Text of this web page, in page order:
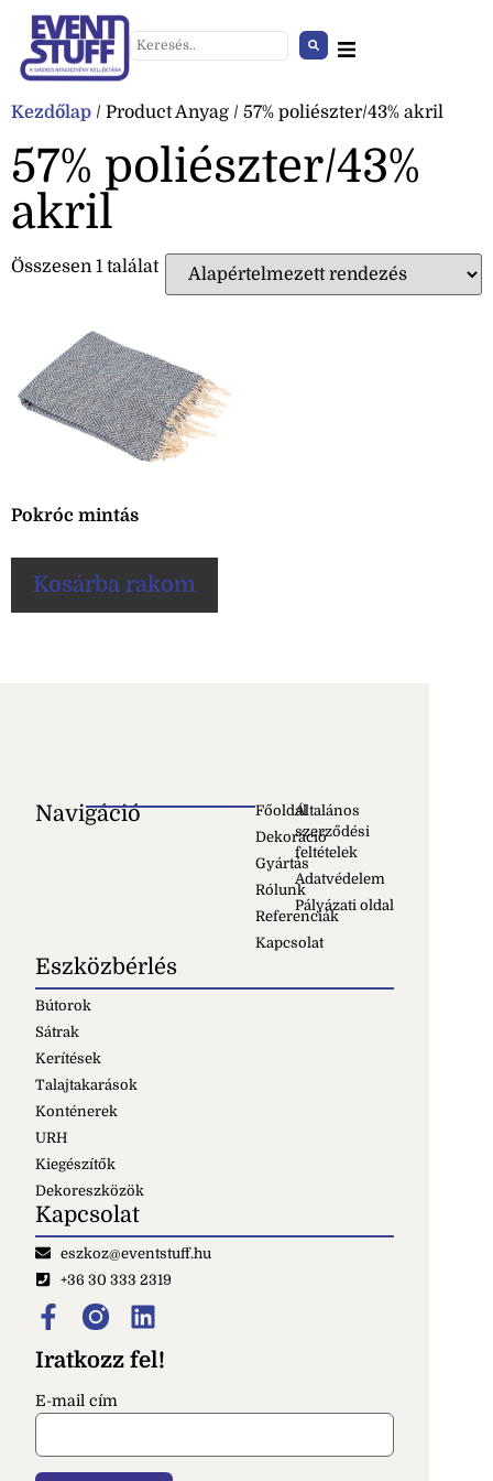
Kezdőlap / Product Anyag / 57% poliészter/43% akril
57% poliészter/43%
akril
Összesen 1 találat
Pokróc mintás
Kosárba rakom
Navigáció
Főoldal
Dekoráció
Gyártás
Rólunk
Referenciák
Kapcsolat
Általános
szerződési
feltételek
Adatvédelem
Pályázati oldal
Eszközbérlés
Bútorok
Sátrak
Kerítések
Talajtakarások
Konténerek
URH
Kiegészítők
Dekoreszközök
Kapcsolat
eszkoz@eventstuff.hu
+36 30 333 2319
Iratkozz fel!
E-mail cím
+ HOZZÁAD